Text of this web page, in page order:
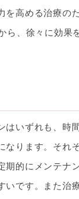
を高める治療の
ら、徐々に効果
はいずれも、時
なります。それ
期的にメンテナ
いです。また治